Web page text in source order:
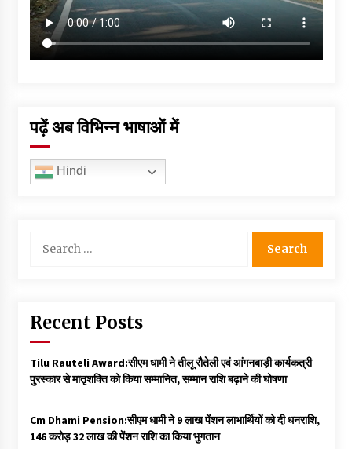
पढ़ें अब विभिन्न भाषाओं में
Hindi
for:
Recent Posts
Tilu Rauteli Award:सीएम धामी ने तीलू रौतेली एवं आंगनबाड़ी कार्यकत्री
पुरस्कार से मातृशक्ति को किया सम्मानित, सम्मान राशि बढ़ाने की घोषणा
Cm Dhami Pension:सीएम धामी ने 9 लाख पेंशन लाभार्थियों को दी धनराशि, ₹
146 करोड़ 32 लाख की पेंशन राशि का किया भुगतान